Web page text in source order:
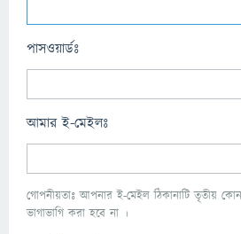
পাসওয়ার্ডঃ
আমার ই-মেইলঃ
গোপনীয়তাঃ আপনার ই-মেইল ঠিকানাটি তৃতীয়
ভাগাভাগি করা হবে না ।